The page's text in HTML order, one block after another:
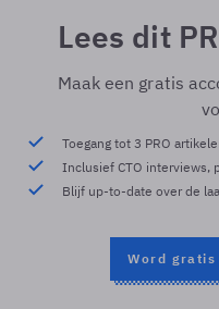
Lees dit
Maak een gratis
Toegang tot 3 PRO
Inclusief CTO interviews,
Blijf up-to-date over de
Word